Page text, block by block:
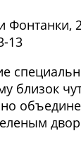
Фонтанки,
13
близок